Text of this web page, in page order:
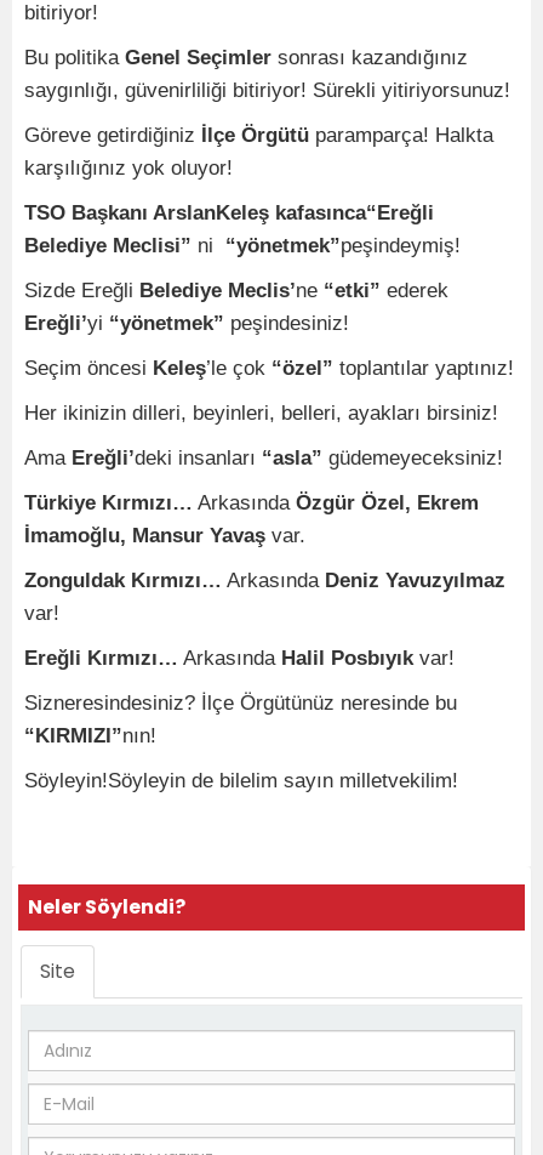
bitiriyor!
Bu politika Genel Seçimler sonrası kazandığınız
saygınlığı, güvenirliliği bitiriyor! Sürekli yitiriyorsunuz!
Göreve getirdiğiniz İlçe Örgütü paramparça! Halkta
karşılığınız yok oluyor!
TSO Başkanı ArslanKeleş kafasınca“Ereğli
Belediye Meclisi” ni “yönetmek”peşindeymiş!
Sizde Ereğli Belediye Meclis’ne “etki” ederek
Ereğli’yi “yönetmek” peşindesiniz!
Seçim öncesi Keleş’le çok “özel” toplantılar yaptınız!
Her ikinizin dilleri, beyinleri, belleri, ayakları birsiniz!
Ama Ereğli’deki insanları “asla” güdemeyeceksiniz!
Türkiye Kırmızı… Arkasında Özgür Özel, Ekrem
İmamoğlu, Mansur Yavaş var.
Zonguldak Kırmızı… Arkasında Deniz Yavuzyılmaz
var!
Ereğli Kırmızı… Arkasında Halil Posbıyıkvar!
Sizneresindesiniz? İlçe Örgütünüz neresinde bu
“KIRMIZI”nın!
Söyleyin!Söyleyin de bilelim sayın milletvekilim!
Neler Söylendi?
Site